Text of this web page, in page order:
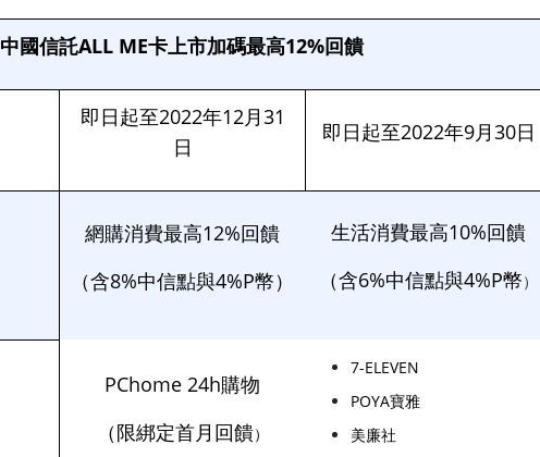
中國信託ALL ME卡上市加碼最高12%回饋
即日起至2022年12月31
日
即日起至2022年9月30日
網購消費最高12%回饋
（含8%中信點與4%P幣）
生活消費最高10%回饋
（含6%中信點與4%P幣）
PChome 24h購物
（限綁定首月回饋）
7-ELEVEN
POYA寶雅
美廉社